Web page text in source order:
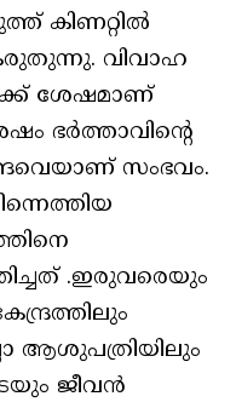
കിണറ്റിൽ
വിവാഹ
ശേഷമാണ്
ഭർത്താവിന്റെ
സംഭവം.
.ഇരുവരെയും
ആശുപത്രിയിലും
ജീവൻ